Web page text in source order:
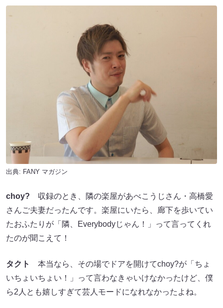
出典: FANY マガジン
choy? 収録のとき、隣の楽屋があべこうじさん・高橋愛
さんご夫妻だったんです。楽屋にいたら、廊下を歩いてい
たおふたりが「隣、Everybodyじゃん！」って言ってくれ
たのが聞こえて！
タクト
本当なら、その場でドアを開けてchoy?が「ちょ
いちょいちょい！」って言わなきゃいけなかったけど、僕
ら2人とも嬉しすぎて芸人モードになれなかったよね。